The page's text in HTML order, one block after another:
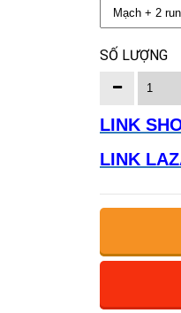
SỐ LƯỢNG
LINK
LINK